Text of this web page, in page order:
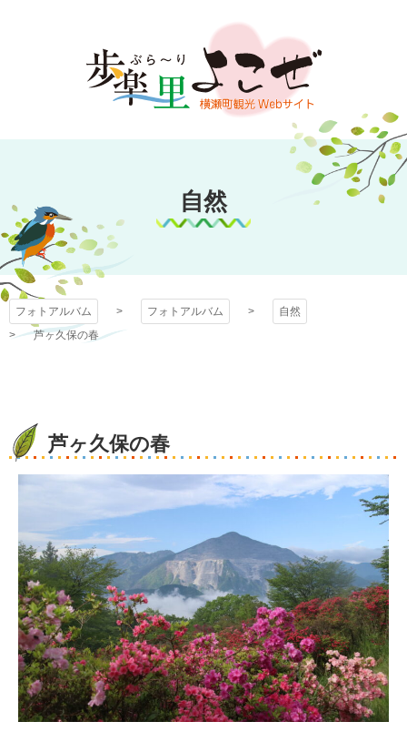
文
キ
プ
フォトアルバム
自然
フォトアルバム フォトアルバム
自然
芦ヶ久保の春
芦ヶ久保の春